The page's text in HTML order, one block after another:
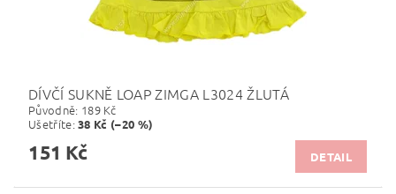
DÍVČÍ SUKNĚ LOAP ZIMGA L3024 ŽLUTÁ
Původně: 189 Kč
Ušetříte:38 Kč (–20 %)
151 Kč DETAIL